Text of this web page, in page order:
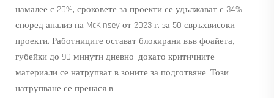
намалее с 20%, сроковете за проекти се удължават с 34%,
според анализ на McKinsey от 2023 г. за 50 свръхвисоки
проекти. Работниците остават блокирани във фоайета,
губейки до 90 минути дневно, докато критичните
материали се натрупват в зоните за подготвяне. Този
натрупване се пренася в: